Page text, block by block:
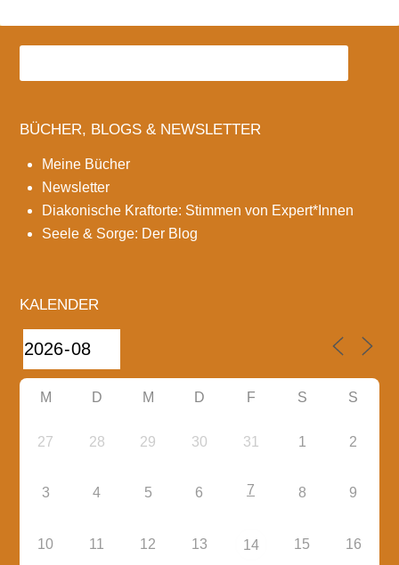
BÜCHER, BLOGS & NEWSLETTER
Meine Bücher
Newsletter
Diakonische Kraftorte: Stimmen von Expert*Innen
Seele & Sorge: Der Blog
KALENDER
M D M D F S S
27 28 29 30 31 1 2
3 4 5 6 7 8 9
10 11 12 13 14 15 16